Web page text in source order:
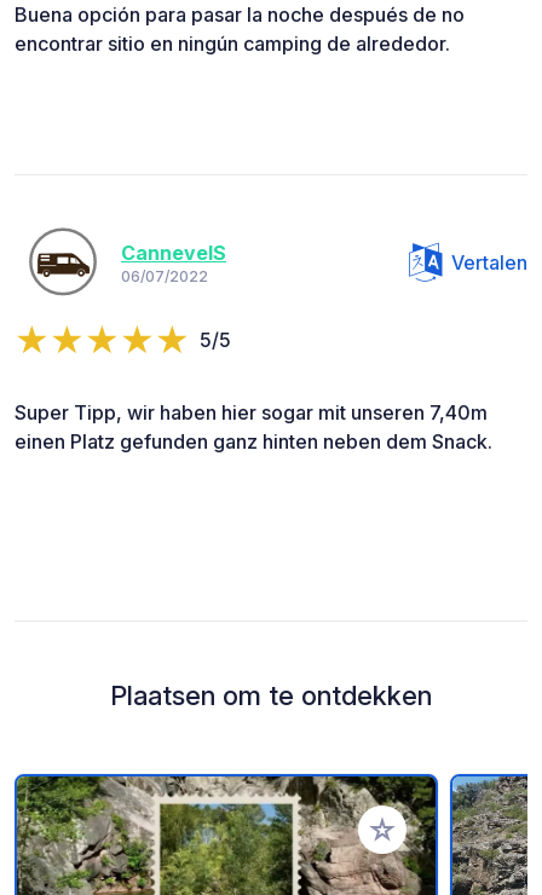
Buena opción para pasar la noche después de no
encontrar sitio en ningún camping de alrededor.
CannevelS
06/07/2022
Vertalen
5/5
Super Tipp, wir haben hier sogar mit unseren 7,40m
einen Platz gefunden ganz hinten neben dem Snack.
Plaatsen om te ontdekken
Voeg toe aan je